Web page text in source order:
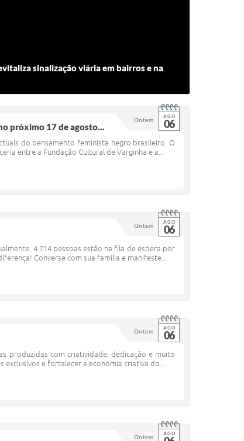
sinalização viária em bairros e na
Ontem AGO
06
próximo 17 de agosto...
do pensamento feminista negro brasileiro. O
entre a Fundação Cultural de Varginha e a...
Ontem AGO
06
4.714 pessoas estão na fila de espera por
Converse com sua família e manifeste...
Ontem AGO
06
produzidas com criatividade, dedicação e muito
e fortalecer a economia criativa do...
Ontem AGO